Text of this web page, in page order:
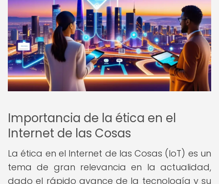
Importancia de la ética en el
Internet de las Cosas
La ética en el Internet de las Cosas (IoT) es un
tema de gran relevancia en la actualidad,
dado el rápido avance de la tecnología y su